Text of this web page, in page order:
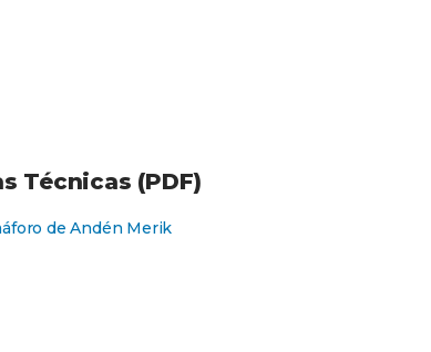
Técnicas (PDF)
de Andén Merik